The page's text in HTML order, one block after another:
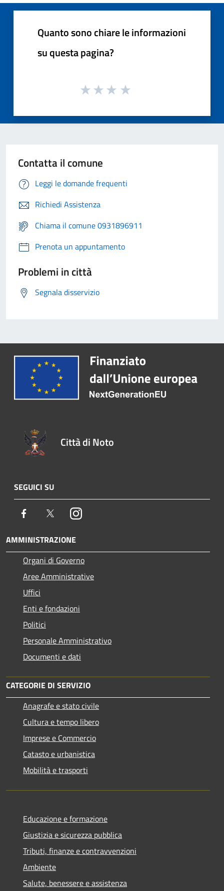
Quanto sono chiare le informazioni
su questa pagina?
Contatta il comune
Leggi le domande frequenti
Richiedi Assistenza
Chiama il comune 0931896911
Prenota un appuntamento
Problemi in città
Segnala disservizio
Città di Noto
SEGUICI SU
Facebook TwitterInstagram
AMMINISTRAZIONE
Organi di Governo
Aree Amministrative
Uffici
Enti e fondazioni
Politici
Personale Amministrativo
Documenti e dati
CATEGORIE DI SERVIZIO
Anagrafe e stato civile
Cultura e tempo libero
Imprese e Commercio
Catasto e urbanistica
Mobilità e trasporti
Educazione e formazione
Giustizia e sicurezza pubblica
Tributi, finanze e contravvenzioni
Ambiente
Salute, benessere e assistenza